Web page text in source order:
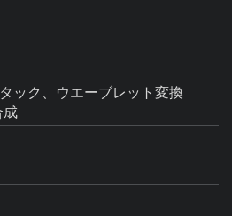
ック、ウエーブレット変換
成